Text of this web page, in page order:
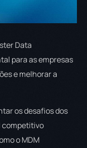
Data
para as empresas
e melhorar a
os desafios dos
competitivo
o MDM